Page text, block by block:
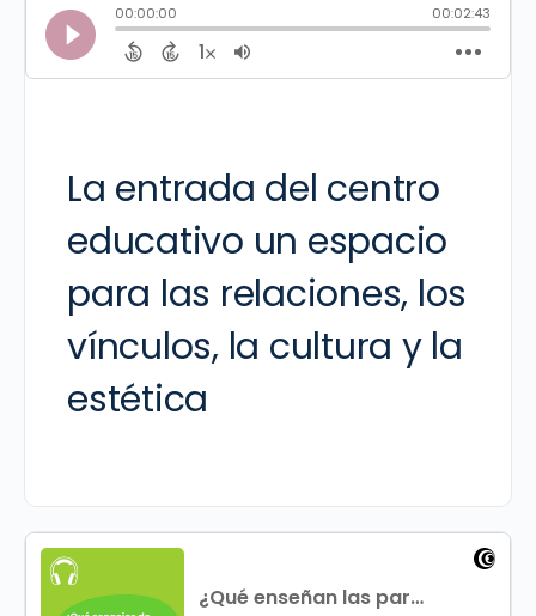
La entrada del centro
educativo un espacio
para las relaciones, los
vínculos, la cultura y la
estética